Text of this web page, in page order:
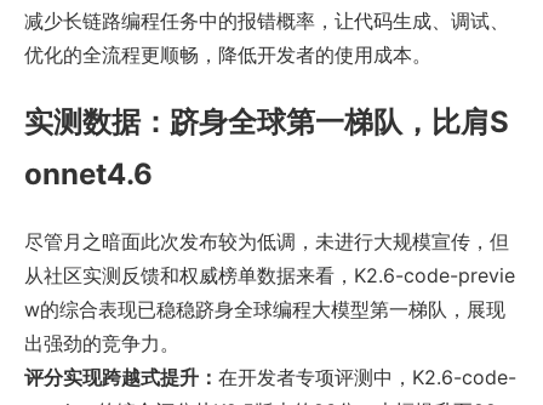
减少长链路编程任务中的报错概率，让代码生成、调试、
优化的全流程更顺畅，降低开发者的使用成本。
实测数据：跻身全球第一梯队，比肩S
onnet4.6
尽管月之暗面此次发布较为低调，未进行大规模宣传，但
从社区实测反馈和权威榜单数据来看，K2.6-code-previe
w的综合表现已稳稳跻身全球编程大模型第一梯队，展现
出强劲的竞争力。
评分实现跨越式提升： 在开发者专项评测中，K2.6-code-